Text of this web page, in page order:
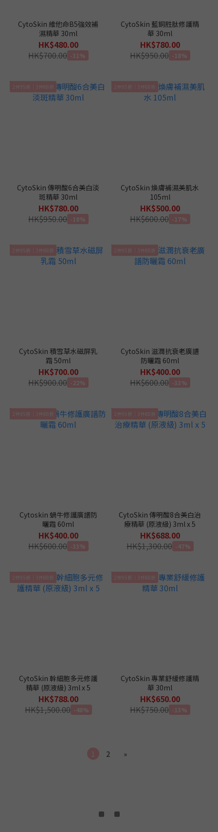
CytoSkin 維他命B5強效補
濕精華 30ml
HK$480.00
HK$700.00 -31%
CytoSkin 藍銅胜肽修護精
華 30ml
HK$780.00
HK$950.00 -18%
2件95折｜3件88折
CytoSkin 傳明酸6合美白淡
斑精華 30ml
HK$780.00
HK$950.00 -18%
2件95折｜3件88折
CytoSkin 煥膚補濕美肌水
105ml
HK$500.00
HK$600.00 -17%
2件95折｜3件88折
CytoSkin 積雪草水磁屏乳
霜 50ml
HK$700.00
HK$900.00 -22%
2件95折｜3件88折
CytoSkin 滋潤抗衰老廣譜
防曬霜 60ml
HK$400.00
HK$600.00 -33%
2件95折｜3件88折
Cytoskin 蝸牛修護廣譜防
曬霜 60ml
HK$400.00
HK$600.00 -33%
2件95折｜3件88折
CytoSkin 傳明酸8合美白治
療精華 (原液級) 3ml x 5
HK$688.00
HK$1,300.00 -47%
2件95折｜3件88折
CytoSkin 幹細胞多元修護
精華 (原液級) 3ml x 5
HK$788.00
HK$1,500.00 -48%
2件95折｜3件88折
CytoSkin 專業舒緩修護精
華 30ml
HK$650.00
HK$750.00 -13%
1 2 »